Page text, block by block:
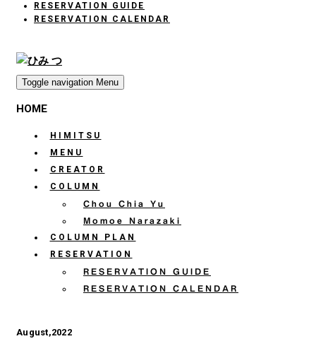
RESERVATION GUIDE
RESERVATION CALENDAR
Toggle navigation Menu
HOME
HIMITSU
MENU
CREATOR
COLUMN
Chou Chia Yu
Momoe Narazaki
COLUMN PLAN
RESERVATION
RESERVATION GUIDE
RESERVATION CALENDAR
August,2022